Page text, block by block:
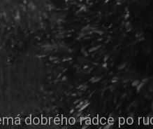
dobrého rádce po